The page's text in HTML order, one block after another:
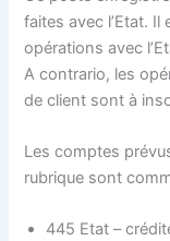
faites avec l’Etat. Il
opérations avec
A contrario, les
de client sont à
Les comptes
rubrique sont
445 Etat –